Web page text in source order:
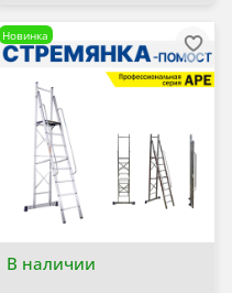
В наличии
Новинка